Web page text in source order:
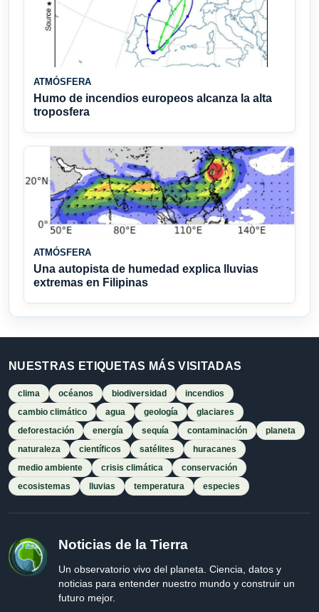
ATMÓSFERA
Humo de incendios europeos alcanza la alta
troposfera
ATMÓSFERA
Una autopista de humedad explica lluvias
extremas en Filipinas
NUESTRAS ETIQUETAS MÁS VISITADAS
clima océanos biodiversidad
incendios
cambio climático
agua geología
glaciares
deforestación
energía sequía contaminación
planeta
naturaleza
científicos satélites
huracanes
medio ambiente
crisis climática
conservación
ecosistemas
lluvias temperatura especies
Noticias de la Tierra
Un observatorio vivo del planeta. Ciencia, datos y
noticias para entender nuestro mundo y construir un
futuro mejor.